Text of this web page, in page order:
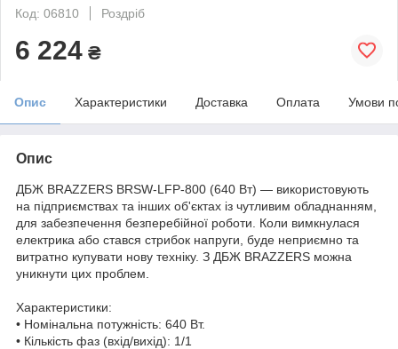
Код: 06810
Роздріб
6 224 ₴
Опис Характеристики Доставка Оплата Умови
Опис
ДБЖ BRAZZERS BRSW-LFP-800 (640 Вт) — використовують
на підприємствах та інших об'єктах із чутливим обладнанням,
для забезпечення безперебійної роботи. Коли вимкнулася
електрика або стався стрибок напруги, буде неприємно та
витратно купувати нову техніку. З ДБЖ BRAZZERS можна
уникнути цих проблем.
Характеристики:
• Номінальна потужність: 640 Вт.
• Кількість фаз (вхід/вихід): 1/1